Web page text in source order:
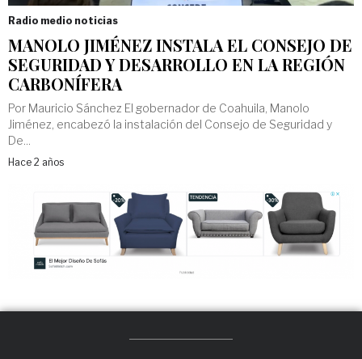
Radio medio noticias
MANOLO JIMÉNEZ INSTALA EL CONSEJO DE
SEGURIDAD Y DESARROLLO EN LA REGIÓN
CARBONÍFERA
Por Mauricio Sánchez El gobernador de Coahuila, Manolo
Jiménez, encabezó la instalación del Consejo de Seguridad y
De...
Hace 2 años